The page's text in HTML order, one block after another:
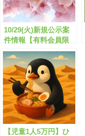
10/29(火)新規公示案
件情報【有料会員限
定】
【児童1人5万円】ひ